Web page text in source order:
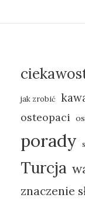
jak zrobić
osteopaci
porady
Turcja
znaczenie